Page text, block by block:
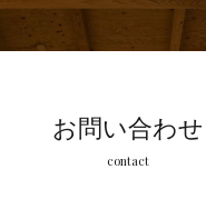
お問い合わせ
contact